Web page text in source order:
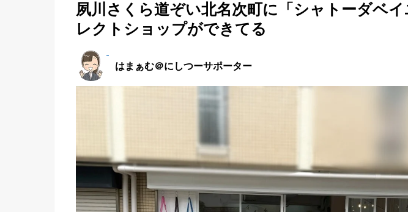
夙川さくら道ぞい北名次町に「シャトーダベ
レクトショップができてる
はまぁむ＠にしつーサポーター